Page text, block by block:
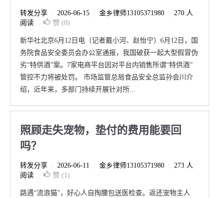
转发分享 2026-06-15 金乡律师13105371980
270 人
阅读
赞 (0)
新华社北京6月12日电（记者戴小河、赵怡宁）6月12日，国
务院食品安全委员会办公室通报，我国破获一起大型假冒伪
劣“特供酒”案。7家电商平台因对平台内销售所谓“特供酒”
管控不力将被处罚。 市场监管总局食品安全总监孙会川介
绍，近年来，多部门持续开展针对所...
照顾走失宠物，垫付的费用能要回
吗？
转发分享 2026-06-11 金乡律师13105371980
273 人
阅读
赞 (1)
路遇“流浪猫”，好心人自掏腰包送医检查。返还宠物主人